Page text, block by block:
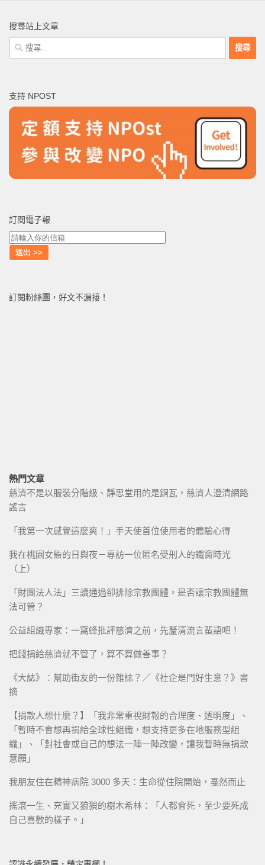
搜尋站上文章
搜
尋
字:
支持 NPOST
訂閱電子報
訂閱粉絲團，好文不漏接！
熱門文章
慈濟不是以服裝分階級、靜思堂用的是銅瓦，慈濟人澄清網路
謠言
「我第一次感覺這麼爽！」手天使首位使用者的體驗心得
我在桃園女監的日與夜－專訪一位匿名受刑人的鐵窗時光
（上）
「財團法人法」三讀通過卻排除宗教團體，是否讓宗教團體無
法可管？
公益組織專家：一窩蜂批評慈濟之前，先釐清流言蜚語吧！
把錢捐給慈濟就不管了，算不算做善事？
《大誌》：幫助街友的一份雜誌？／《社企是門好生意？》書
摘
【捐款人想什麼？】「我非常重視財報的合理度、透明度」、
「暫時不會想再捐給全球性組織，想支持更多在地服務型組
織」、「對社會或自己的想法一陣一陣改變，讓我暫時無捐款
意願」
我朋友住在精神病院 3000 多天：生命從住院開始，戞然而止
搖滾一生、充實又狼狽的樹木希林：「人都會死，至少要死成
自己喜歡的樣子。」